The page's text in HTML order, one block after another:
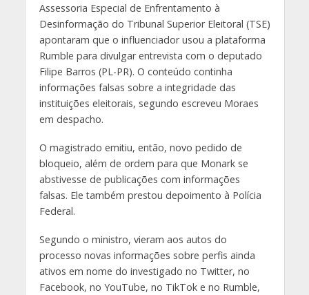
Assessoria Especial de Enfrentamento à
Desinformação do Tribunal Superior Eleitoral (TSE)
apontaram que o influenciador usou a plataforma
Rumble para divulgar entrevista com o deputado
Filipe Barros (PL-PR). O conteúdo continha
informações falsas sobre a integridade das
instituições eleitorais, segundo escreveu Moraes
em despacho.
O magistrado emitiu, então, novo pedido de
bloqueio, além de ordem para que Monark se
abstivesse de publicações com informações
falsas. Ele também prestou depoimento à Polícia
Federal.
Segundo o ministro, vieram aos autos do
processo novas informações sobre perfis ainda
ativos em nome do investigado no Twitter, no
Facebook, no YouTube, no TikTok e no Rumble,